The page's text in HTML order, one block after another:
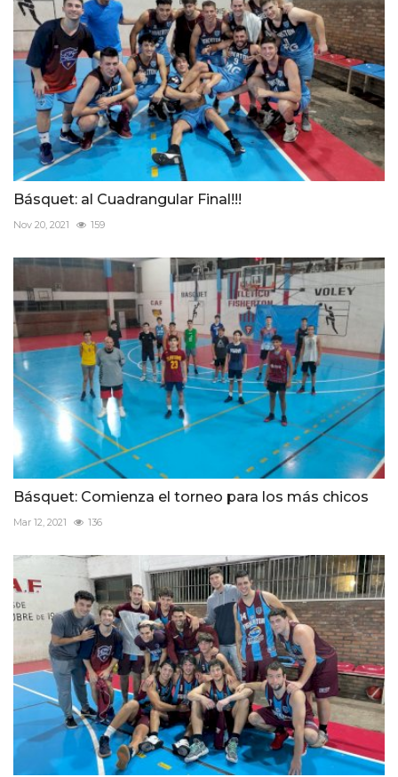
Básquet: al Cuadrangular Final!!!
Nov 20, 2021 159
Básquet: Comienza el torneo para los más chicos
Mar 12, 2021 136